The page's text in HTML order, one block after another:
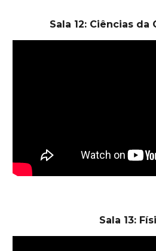
Sala 12: Ciências da
Sala 13: